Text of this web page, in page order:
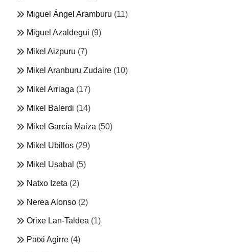
Miguel Ángel Aramburu (11)
Miguel Azaldegui (9)
Mikel Aizpuru (7)
Mikel Aranburu Zudaire (10)
Mikel Arriaga (17)
Mikel Balerdi (14)
Mikel García Maiza (50)
Mikel Ubillos (29)
Mikel Usabal (5)
Natxo Izeta (2)
Nerea Alonso (2)
Orixe Lan-Taldea (1)
Patxi Agirre (4)